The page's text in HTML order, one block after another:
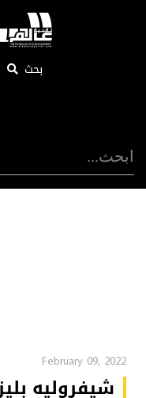
بحث
February 09, 2022